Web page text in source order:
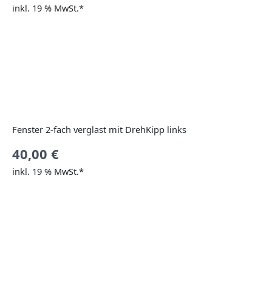
inkl. 19 % MwSt.*
Fenster 2-fach verglast mit DrehKipp links
40,00 €
inkl. 19 % MwSt.*